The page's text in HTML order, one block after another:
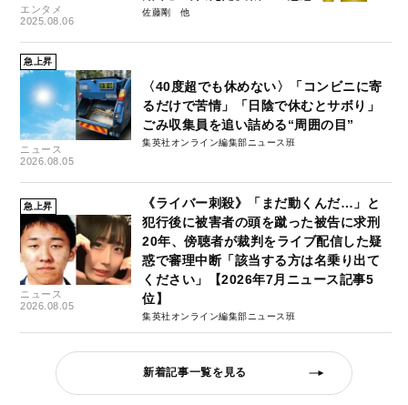
エンタメ
2025.08.06
佐藤剛
急上昇
ニュース
2026.08.05
〈40度超でも休めない〉「コンビニに寄
るだけで苦情」「日陰で休むとサボり」
ごみ収集員を追い詰める“周囲の目”
集英社オンライン編集部ニュース班
急上昇
ニュース
2026.08.05
《ライバー刺殺》「まだ動くんだ…」と
犯行後に被害者の頭を蹴った被告に求刑
20年、傍聴者が裁判をライブ配信した疑
惑で審理中断「該当する方は名乗り出て
ください」【2026年7月ニュース記事5
位】
集英社オンライン編集部ニュース班
新着記事一覧を見る